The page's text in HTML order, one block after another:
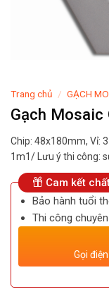
Trang chủ / GẠCH
Gạch Mosaic
Chip: 48x180mm, Vỉ:
1m1/ Lưu ý thi công:
Cam kết
Bảo hành tuổi
Thi công
Gọi